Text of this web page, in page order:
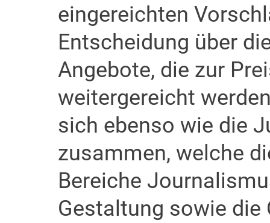
eingereichten
Entscheidung über
Angebote, die zur
weitergereicht
sich ebenso wie die
zusammen, welche
Bereiche
Gestaltung sowie die